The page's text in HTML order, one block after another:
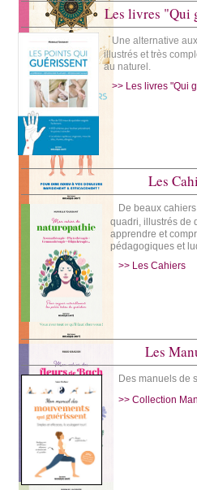
Les livres "Qui
Une alternative
illustrés et très
au naturel.
>> Les livres "Qui
Les
De beaux
quadri, illustrés de
apprendre et
pédagogiques et
>> Les Cahiers
Les
Des manuels de
>> Collection